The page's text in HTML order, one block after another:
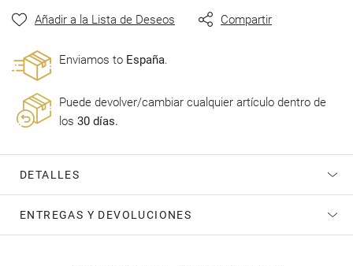
Añadir a la Lista de Deseos Compartir
Enviamos to España.
Puede devolver/cambiar cualquier artículo dentro de
los 30 días.
DETALLES
ENTREGAS Y DEVOLUCIONES